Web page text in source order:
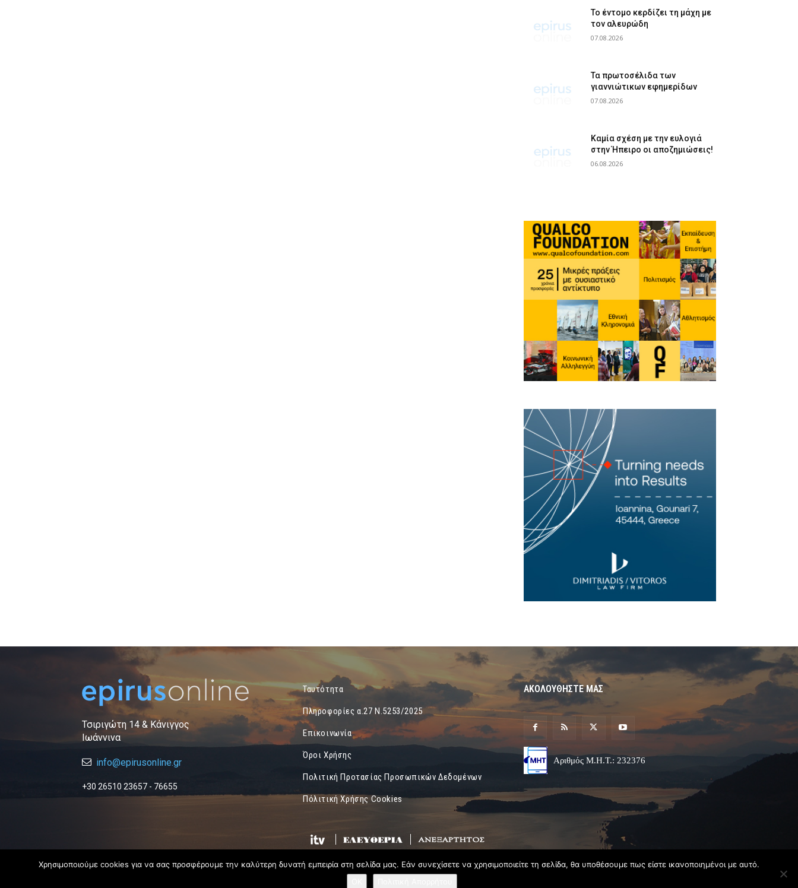
Το έντομο κερδίζει τη μάχη με
τον αλευρώδη
07.08.2026
Τα πρωτοσέλιδα των
γιαννιώτικων εφημερίδων
07.08.2026
Καμία σχέση με την ευλογιά
στην Ήπειρο οι αποζημιώσεις!
06.08.2026
Τσιριγώτη 14 & Κάνιγγος
Ιωάννινα
info@epirusonline.gr
+30 26510 23657 - 76655
Ταυτότητα
Πληροφορίες α.27 Ν.5253/2025
Επικοινωνία
Όροι Χρήσης
Πολιτική Προτασίας Προσωπικών Δεδομένων
Πόλιτική Χρήσης Cookies
ΑΚΟΛΟΥΘΗΣΤΕ ΜΑΣ
Αριθμός Μ.Η.Τ.: 232376
Χρησιμοποιούμε cookies για να σας προσφέρουμε την καλύτερη δυνατή εμπειρία στη σελίδα μας. Εάν συνεχίσετε να χρησιμοποιείτε τη σελίδα, θα υποθέσουμε πως είστε ικανοποιημένοι με αυτό.